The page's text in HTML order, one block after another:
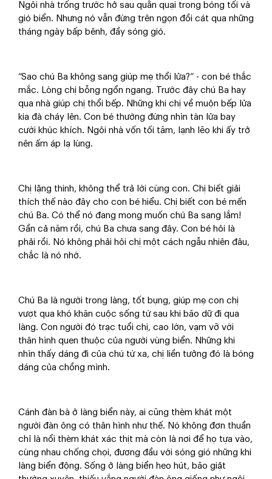
Ngôi nhà trống trước hở sau quằn quại trong bóng tối và
gió biển. Nhưng nó vẫn đứng trên ngọn đồi cát qua những
tháng ngày bấp bênh, đầy sóng gió.
“Sao chú Ba không sang giúp mẹ thổi lửa?” - con bé thắc
mắc. Lòng chị bỗng ngổn ngang. Trước đây chú Ba hay
qua nhà giúp chị thổi bếp. Những khi chị về muộn bếp lửa
kia đà cháy lên. Con bé thường đứng nhìn tàn lửa bay
cười khúc khích. Ngôi nhà vốn tối tăm, lạnh lẽo khi ấy trở
nên ấm áp lạ lùng.
Chị lặng thinh, không thể trả lời cùng con. Chị biết giải
thích thế nào đây cho con bé hiểu. Chị biết con bé mến
chú Ba. Có thể nó đang mong muốn chú Ba sang lắm!
Gần cả năm rồi, chú Ba chưa sang đây. Con bé hỏi là
phải rồi. Nó không phải hỏi chị một cách ngẫu nhiên đâu,
chắc là nó nhớ.
Chú Ba là người trong làng, tốt bụng, giúp mẹ con chị
vượt qua khó khăn cuộc sống từ sau khi bão dữ đi qua
làng. Con người đó trạc tuổi chị, cao lớn, vạm vỡ với
thân hình quen thuộc của người vùng biển. Những khi
nhìn thấy dáng đi của chú từ xa, chị liền tưởng đó là bóng
dáng của chồng mình.
Cánh đàn bà ở làng biển này, ai cũng thèm khát một
người đàn ông có thân hình như thế. Nó không đơn thuần
chỉ là nổi thèm khát xác thịt mà còn là nơi để họ tựa vào,
cùng nhau chống chọi, đương đầu với sóng gió những khi
làng biển động. Sống ở làng biển heo hút, bão giật